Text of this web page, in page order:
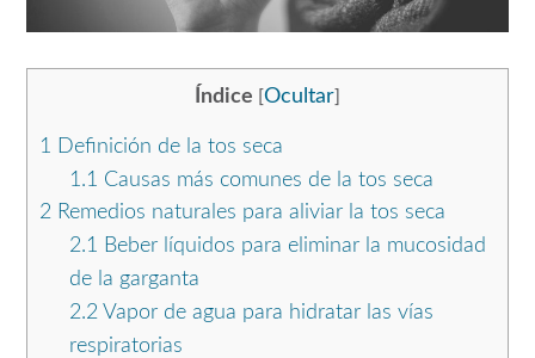
Índice Ocultar
1 Definición de la tos seca
1.1 Causas más comunes de la tos seca
2 Remedios naturales para aliviar la tos seca
2.1 Beber líquidos para eliminar la mucosidad
de la garganta
2.2Vapor de agua para hidratar las vías
respiratorias